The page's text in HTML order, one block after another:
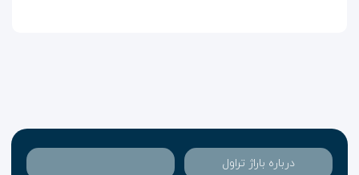
گردشگران تور روسیه که در این اقامتگاه اسگان نموده اند،
می توانند در حمام بخار ترکی و سونا، مدتی را با آرامش
سپری کنند. اين مجموعه با داشتن فروشگاه هاي متعدد به
درباره باراژ تراول